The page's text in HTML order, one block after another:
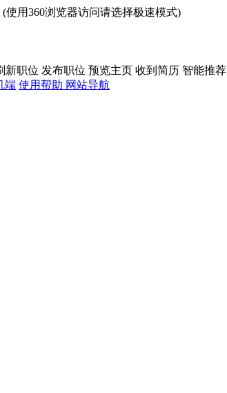
(使用360浏览器访问请选择极速模式)
新职位 发布职位 预览主页 收到简历 智能推荐
端 使用帮助 网站导航